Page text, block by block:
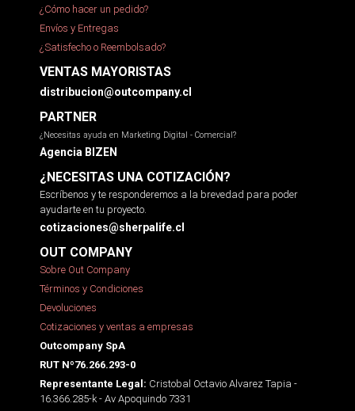
¿Cómo hacer un pedido?
Envíos y Entregas
¿Satisfecho o Reembolsado?
VENTAS MAYORISTAS
distribucion@outcompany.cl
PARTNER
¿Necesitas ayuda en Marketing Digital - Comercial?
Agencia BIZEN
¿NECESITAS UNA COTIZACIÓN?
Escríbenos y te responderemos a la brevedad para poder
ayudarte en tu proyecto.
cotizaciones@sherpalife.cl
OUT COMPANY
Sobre Out Company
Términos y Condiciones
Devoluciones
Cotizaciones y ventas a empresas
Outcompany SpA
RUT Nº76.266.293-0
Representante Legal: Cristobal Octavio Alvarez Tapia -
16.366.285-k - Av Apoquindo 7331